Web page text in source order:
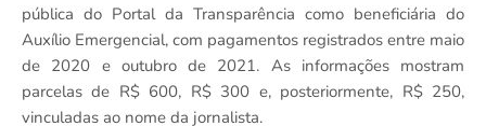
pública do Portal da Transparência como beneficiária do
Auxílio Emergencial, com pagamentos registrados entre maio
de 2020 e outubro de 2021. As informações mostram
parcelas de R$ 600, R$ 300 e, posteriormente, R$ 250,
vinculadas ao nome da jornalista.